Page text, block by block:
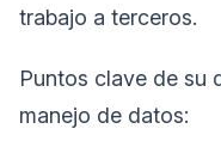
trabajo a terceros.
Puntos clave de su
manejo de datos: